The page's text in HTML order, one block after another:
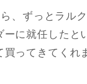
、ずっとラル
に就任したと
ってきてくれ